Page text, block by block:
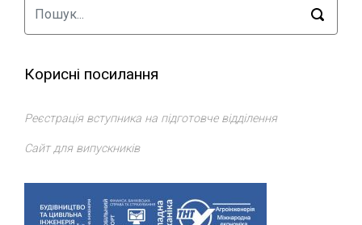
Корисні посилання
Реєстрація вступника на підготовче відділення
Сайт для випускників